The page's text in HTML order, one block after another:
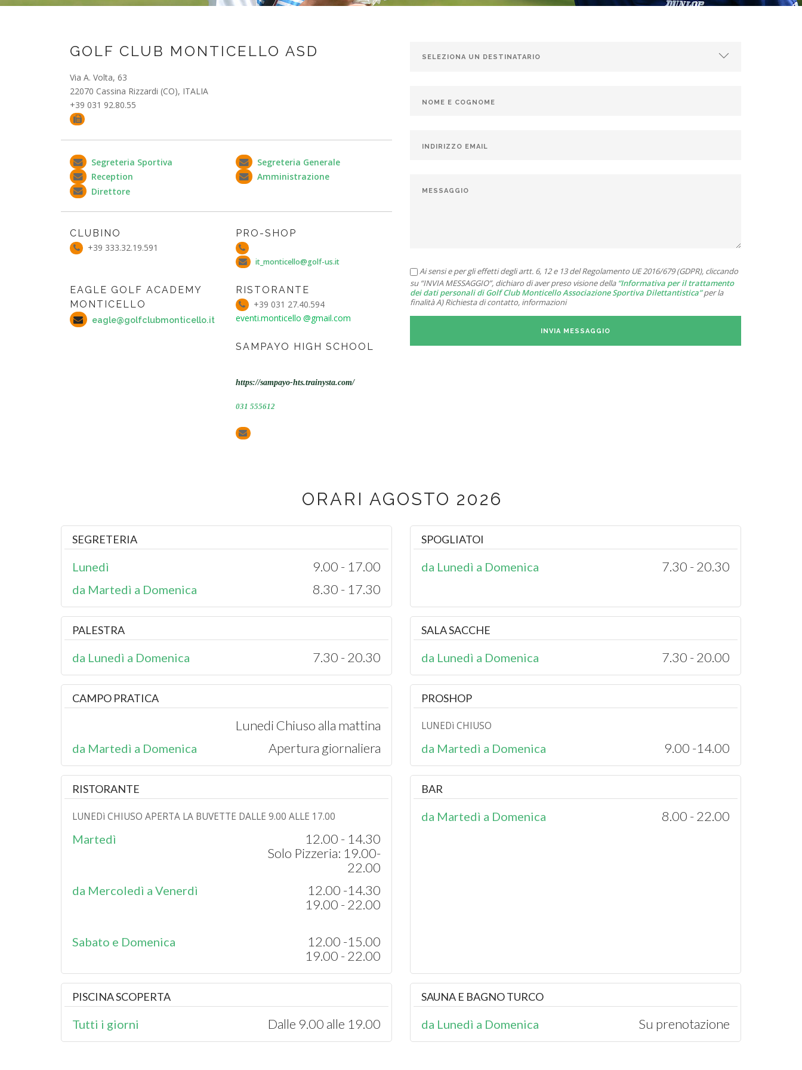
GOLF CLUB MONTICELLO ASD
Via A. Volta, 63
22070 Cassina Rizzardi (CO), ITALIA
+39 031 92.80.55
Segreteria Sportiva
Segreteria Generale
Reception
Amministrazione
Direttore
CLUBINO
+39 333.32.19.591
PRO-SHOP
it_monticello@golf-us.it
EAGLE GOLF ACADEMY
MONTICELLO
eagle@golfclubmonticello.it
RISTORANTE
+39 031 27.40.594
eventi.monticello @gmail.com
SAMPAYO HIGH SCHOOL
https://sampayo-hts.trainysta.com/
031 555612
Ai sensi e per gli effetti degli artt. 6, 12 e 13 del Regolamento UE 2016/679 (GDPR), cliccando
su “INVIA MESSAGGIO”, dichiaro di aver preso visione della “Informativa per il trattamento
dei dati personali di Golf Club Monticello Associazione Sportiva Dilettantistica”per la
finalità A) Richiesta di contatto, informazioni
ORARI AGOSTO 2026
SEGRETERIA
Lunedì 9.00 - 17.00
da Martedì a Domenica 8.30 - 17.30
SPOGLIATOI
da Lunedì a Domenica 7.30 - 20.30
PALESTRA
da Lunedì a Domenica 7.30 - 20.30
SALA SACCHE
da Lunedì a Domenica 7.30 - 20.00
CAMPO PRATICA
Lunedi Chiuso alla mattina
da Martedì a Domenica Apertura giornaliera
PROSHOP
LUNEDì CHIUSO
da Martedì a Domenica 9.00 -14.00
RISTORANTE
LUNEDì CHIUSO APERTA LA BUVETTE DALLE 9.00 ALLE 17.00
Martedì
12.00 - 14.30
Solo Pizzeria: 19.00-
22.00
da Mercoledì a Venerdì
12.00 -14.30
19.00 - 22.00
Sabato e Domenica
12.00 -15.00
19.00 - 22.00
BAR
da Martedì a Domenica 8.00 - 22.00
PISCINA SCOPERTA
Tutti i giorni Dalle 9.00 alle 19.00
SAUNA E BAGNO TURCO
da Lunedì a Domenica Su prenotazione